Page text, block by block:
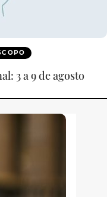
3 a 9 de agosto